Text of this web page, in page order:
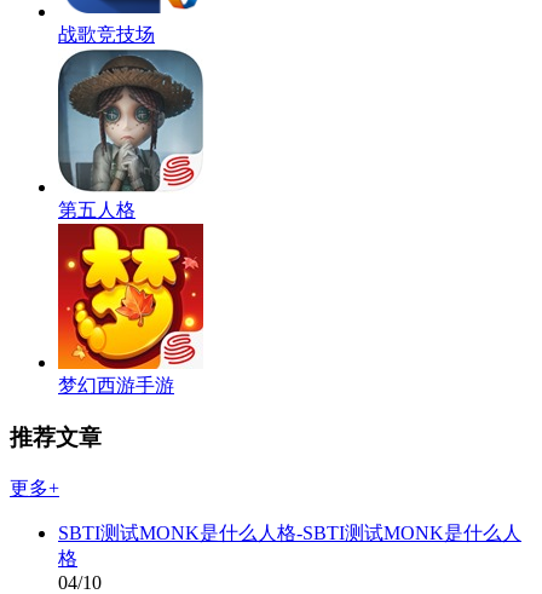
战歌竞技场
第五人格
梦幻西游手游
推荐文章
更多+
SBTI测试MONK是什么人格-SBTI测试MONK是什么人
格
04/10